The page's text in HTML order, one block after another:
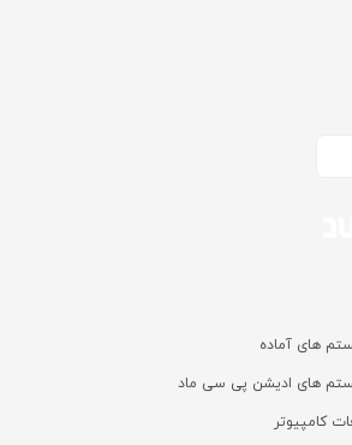
های آماده
های ادیشن پی سی ماد
کامپیوتر